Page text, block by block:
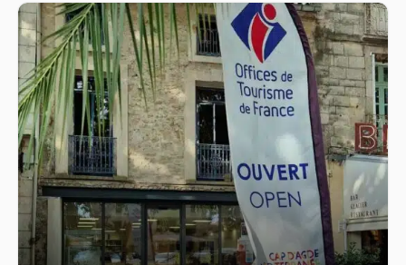
Pézenas
04 67 98 36 40
E-Mail
Öffnungszeiten ansehen
20 place du 14 juillet
34120 PEZENAS